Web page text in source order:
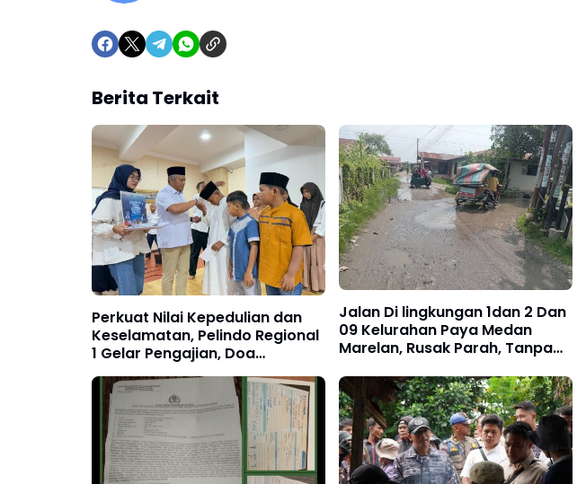
Berita Terkait
Perkuat Nilai Kepedulian dan
Keselamatan, Pelindo Regional
1 Gelar Pengajian, Doa
Bersama, dan Santunan Anak
Yatim Piatu
Jalan Di lingkungan 1dan 2 Dan
09 Kelurahan Paya Medan
Marelan, Rusak Parah, Tanpa
SDABMBK Kota Medan